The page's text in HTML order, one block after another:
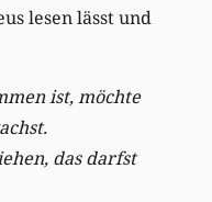
lesen lässt und
ist, möchte
das darfst